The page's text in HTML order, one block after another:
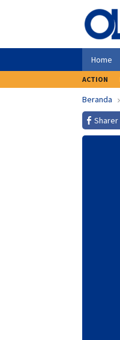
Home
ACTION
Beranda
Sharer